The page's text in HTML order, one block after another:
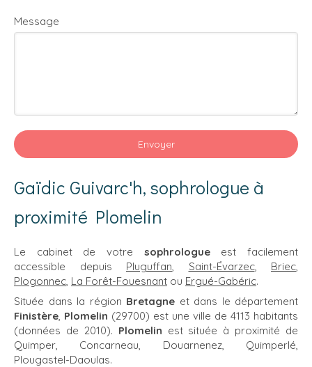
Message
Envoyer
Gaïdic Guivarc'h, sophrologue à
proximité Plomelin
Le cabinet de votre sophrologueest facilement
accessible depuis Pluguffan Saint-Évarzec, Briec
Plogonnec La Forêt-Fouesnant ou Ergué-Gabéric.
Située dans la région Bretagne et dans le département
Finistère Plomelin (29700) est une ville de 4113 habitants
(données de 2010). Plomelin est située à proximité de
Quimper, Concarneau, Douarnenez, Quimperlé,
Plougastel-Daoulas.